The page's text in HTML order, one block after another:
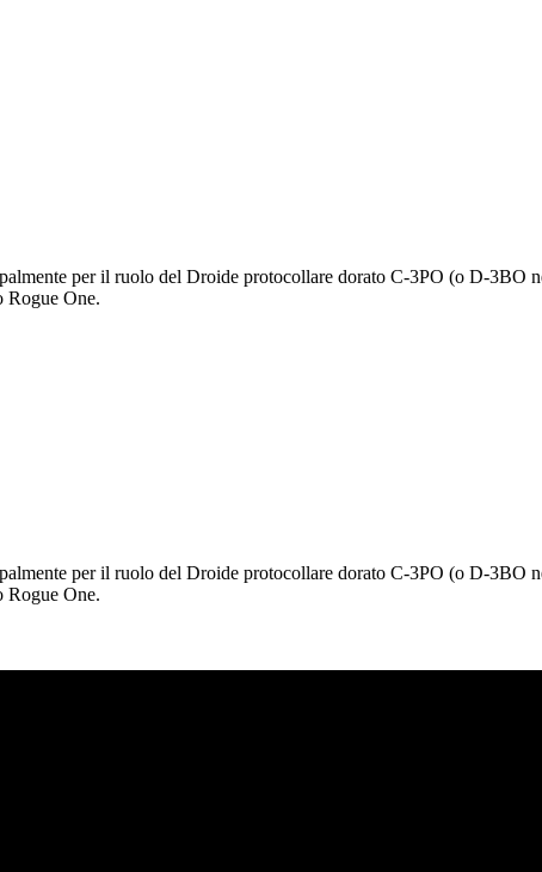
per il ruolo del Droide protocollare dorato C-3PO (o D-3BO
Rogue One.
per il ruolo del Droide protocollare dorato C-3PO (o D-3BO
Rogue One.